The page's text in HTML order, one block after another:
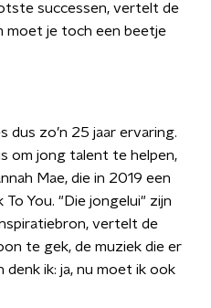
successen, vertelt de
moet je toch een beetje
dus zo’n 25 jaar ervaring.
om jong talent te helpen,
Mae, die in 2019 een
You. "Die jongelui" zijn
vertelt de
te gek, de muziek die er
ik: ja, nu moet ik ook